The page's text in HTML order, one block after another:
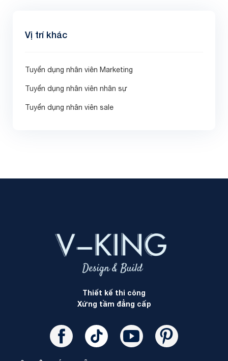
Vị trí khác
Tuyển dụng nhân viên Marketing
Tuyển dụng nhân viên nhân sự
Tuyển dụng nhân viên sale
Thiết kế thi công
Xứng tầm đẳng cấp